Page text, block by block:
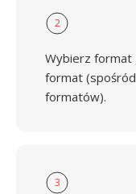
2
Wybierz format
format
formatów).
3